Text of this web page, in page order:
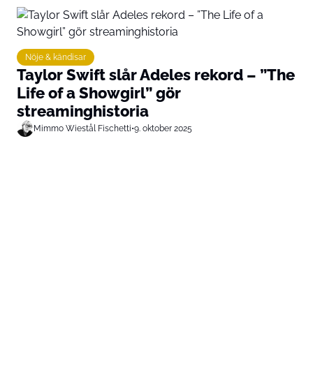
Nöje & kändisar
Taylor Swift slår Adeles rekord – ”The
Life of a Showgirl” gör
streaminghistoria
Mimmo Wiestål Fischetti•9. oktober 2025